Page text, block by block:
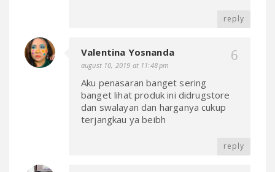
reply
Valentina Yosnanda
august 10, 2019 at 11:48 pm
Aku penasaran banget sering
banget lihat produk ini didrugstore
dan swalayan dan harganya cukup
terjangkau ya beibh
reply